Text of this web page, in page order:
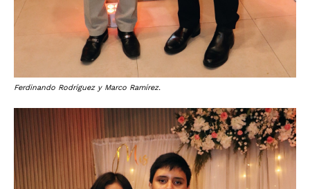
Ferdinando Rodríguez y Marco Ramírez.